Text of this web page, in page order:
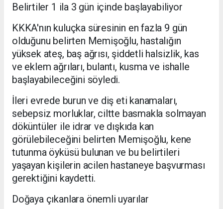
Belirtiler 1 ila 3 gün içinde başlayabiliyor
KKKA'nın kuluçka süresinin en fazla 9 gün
olduğunu belirten Memişoğlu, hastalığın
yüksek ateş, baş ağrısı, şiddetli halsizlik, kas
ve eklem ağrıları, bulantı, kusma ve ishalle
başlayabileceğini söyledi.
İleri evrede burun ve diş eti kanamaları,
sebepsiz morluklar, ciltte basmakla solmayan
döküntüler ile idrar ve dışkıda kan
görülebileceğini belirten Memişoğlu, kene
tutunma öyküsü bulunan ve bu belirtileri
yaşayan kişilerin acilen hastaneye başvurması
gerektiğini kaydetti.
Doğaya çıkanlara önemli uyarılar